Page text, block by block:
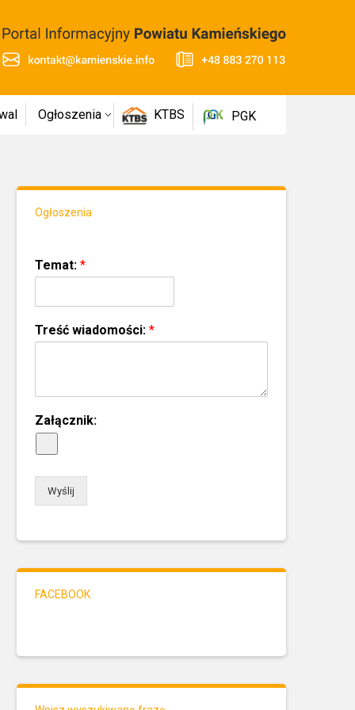
Ogłoszenia KTBS PGK
Ogłoszenia
Temat: *
Treść wiadomości: *
Załącznik:
Wyślij
FACEBOOK